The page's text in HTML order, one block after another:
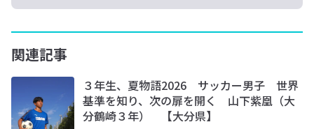
関連記事
３年生、夏物語2026 サッカー男子 世界
基準を知り、次の扉を開く 山下紫凰（大
分鶴崎３年） 【大分県】